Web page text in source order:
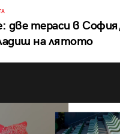
две тераси в
на лятото